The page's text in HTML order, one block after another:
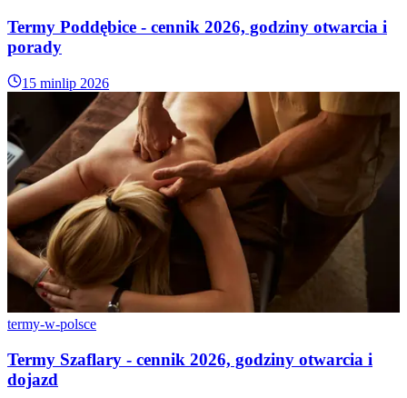
Termy Poddębice - cennik 2026, godziny otwarcia i
porady
15 minlip 2026
termy-w-polsce
Termy Szaflary - cennik 2026, godziny otwarcia i
dojazd